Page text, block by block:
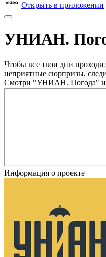
Открыть в приложении
УНИАН.
Чтобы все твои дни
неприятные сюрпризы,
Смотри "УНИАН. Погода" и
Информация о проекте